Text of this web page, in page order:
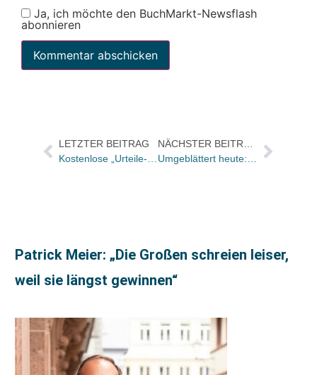
Ja, ich möchte den BuchMarkt-Newsflash
abonnieren
LETZTER BEITRAG
Kostenlose „Urteile-App“ bei Otto Schmidt mit neuen Funktionen
NÄCHSTER BEITRAG
Umgeblättert heute: Gilles Reckinger beschreibt in „Bittere Orangen“ das Elend afrikanischer Erntehelfer
Patrick Meier: „Die Großen schreien leiser,
weil sie längst gewinnen“